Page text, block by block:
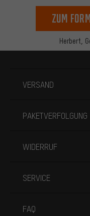
Herbert,
zum
VERSAND
PAKETVERFOLGUNG
WIDERRUF
SERVICE
FAQ